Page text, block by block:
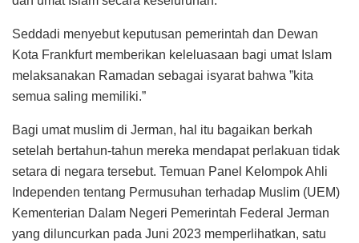
Seddadi menyebut keputusan pemerintah dan Dewan
Kota Frankfurt memberikan keleluasaan bagi umat Islam
melaksanakan Ramadan sebagai isyarat bahwa ”kita
semua saling memiliki.”
Bagi umat muslim di Jerman, hal itu bagaikan berkah
setelah bertahun-tahun mereka mendapat perlakuan tidak
setara di negara tersebut. Temuan Panel Kelompok Ahli
Independen tentang Permusuhan terhadap Muslim (UEM)
Kementerian Dalam Negeri Pemerintah Federal Jerman
yang diluncurkan pada Juni 2023 memperlihatkan, satu